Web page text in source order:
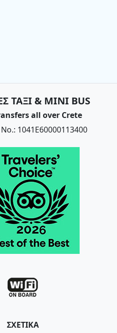
ΤΑΞΙ & MINI BUS
all over Crete
1041E60000113400
ΣΧΕΤΙΚΑ